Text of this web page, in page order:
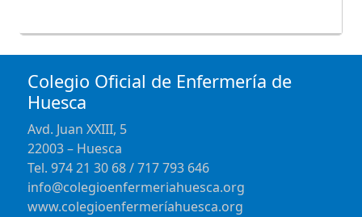
Colegio Oficial de Enfermería de
Huesca
Avd. Juan XXIII, 5
22003 – Huesca
Tel. 974 21 30 68 / 717 793 646
info@colegioenfermeriahuesca.org
www.colegioenfermeríahuesca.org